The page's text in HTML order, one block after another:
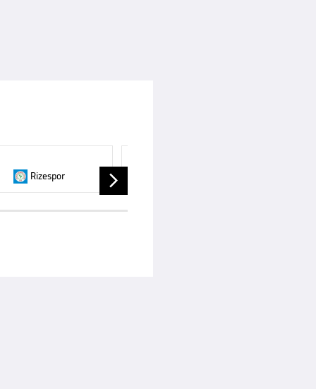

Rizespor